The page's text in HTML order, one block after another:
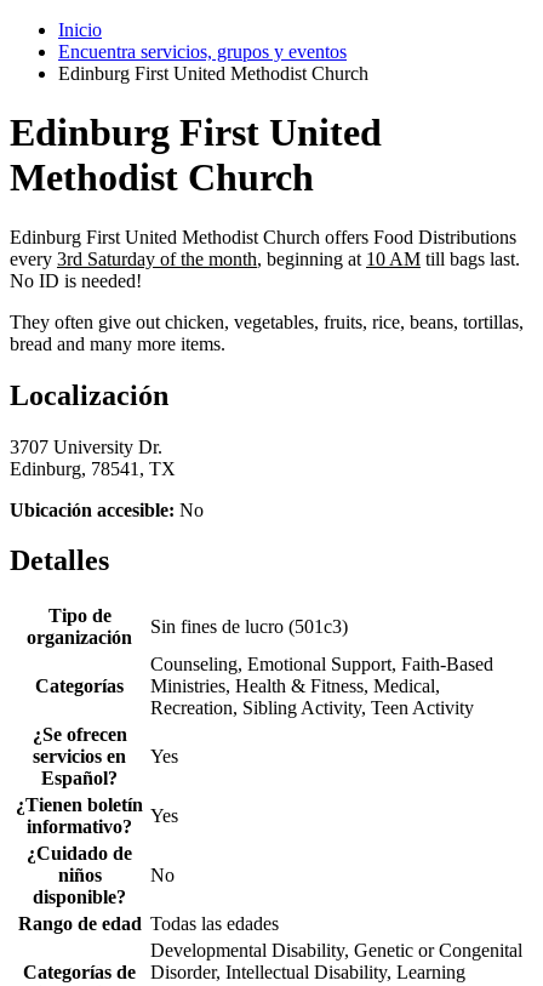
Inicio
Encuentra servicios, grupos y eventos
Edinburg First United Methodist Church
Edinburg First United
Methodist Church
Edinburg First United Methodist Church offers Food Distributions
every 3rd Saturday of the month, beginning at 10 AM till bags last.
No ID is needed!
They often give out chicken, vegetables, fruits, rice, beans, tortillas,
bread and many more items.
Localización
3707 University Dr.
Edinburg, 78541, TX
Ubicación accesible: No
Detalles
Tipo de
organización
Sin fines de lucro (501c3)
Categorías
Counseling, Emotional Support, Faith-Based
Ministries, Health & Fitness, Medical,
Recreation, Sibling Activity, Teen Activity
¿Se ofrecen
servicios en
Español?
Yes
¿Tienen boletín
informativo?
Yes
¿Cuidado de
niños
disponible?
No
Rango de edad Todas las edades
Categorías de
Developmental Disability, Genetic or Congenital
Disorder, Intellectual Disability, Learning